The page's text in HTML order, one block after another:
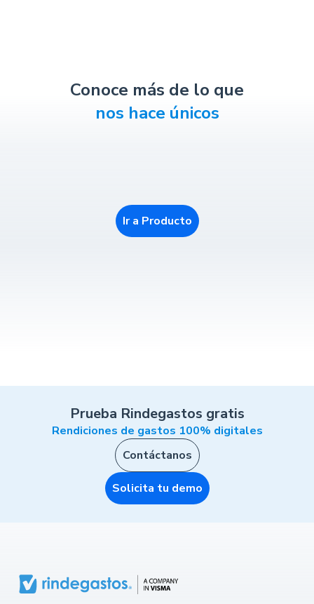
Conoce más de lo que
nos hace únicos
Ir a Producto
Prueba Rindegastos gratis
Rendiciones de gastos 100% digitales
Contáctanos
Solicita tu demo